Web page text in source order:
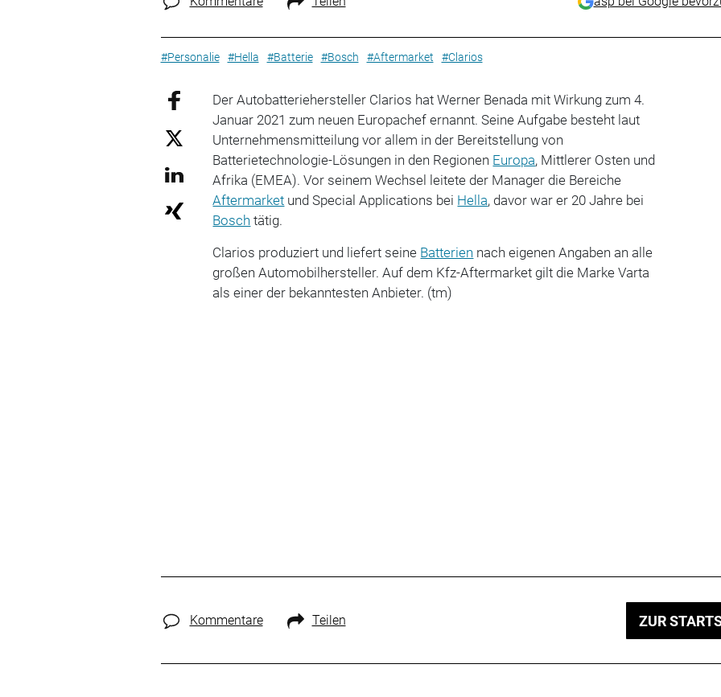
#Personalie #Hella #Batterie #Bosch #Aftermarket #Clarios
Der Autobatteriehersteller Clarios hat Werner Benada mit Wirkung zum 4.
Januar 2021 zum neuen Europachef ernannt. Seine Aufgabe besteht laut
Unternehmensmitteilung vor allem in der Bereitstellung von
Batterietechnologie-Lösungen in den Regionen Europa, Mittlerer Osten und
Afrika (EMEA). Vor seinem Wechsel leitete der Manager die Bereiche
Aftermarket und Special Applications bei Hella, davor war er 20 Jahre bei
Bosch tätig.
Clarios produziert und liefert seine Batterien nach eigenen Angaben an alle
großen Automobilhersteller. Auf dem Kfz-Aftermarket gilt die Marke Varta
als einer der bekanntesten Anbieter. (tm)
Kommentare Teilen ZUR